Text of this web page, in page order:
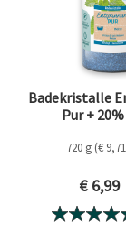
Badekristalle
Pur +
720 g (€
€ 6,99